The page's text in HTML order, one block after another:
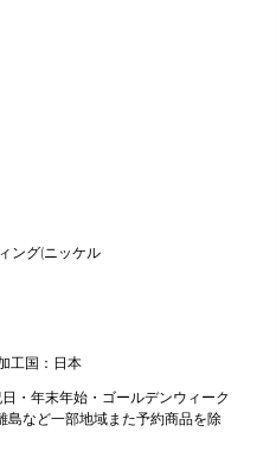
ング(ニッケル
工国：日本
・年末年始・ゴールデンウィーク
島など一部地域また予約商品を除